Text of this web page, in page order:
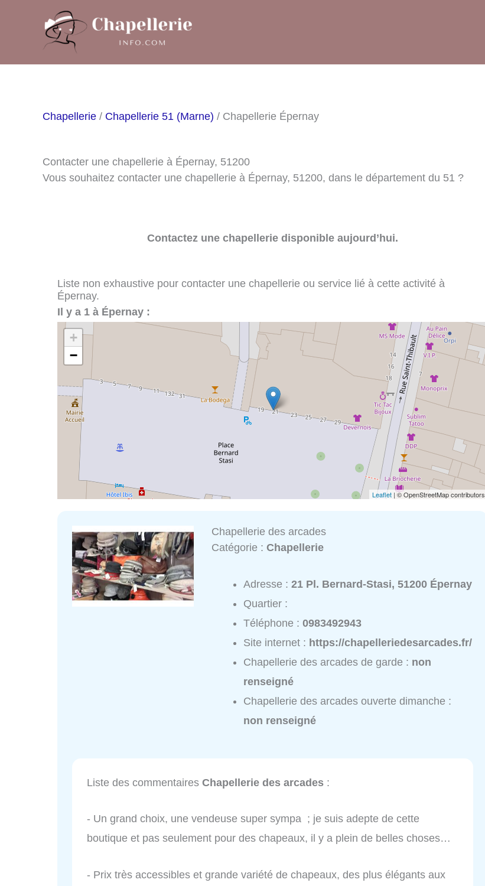
Chapellerie / Chapellerie 51 (Marne) / Chapellerie Épernay
Contacter une chapellerie à Épernay, 51200
Vous souhaitez contacter une chapellerie à Épernay, 51200, dans le département du 51 ?
Contactez une chapellerie disponible aujourd’hui.
Liste non exhaustive pour contacter une chapellerie ou service lié à cette activité à
Épernay.
Il y a 1 à Épernay :
+
−
Leaflet | © OpenStreetMap contributors
Chapellerie des arcades
Catégorie :Chapellerie
Adresse :21 Pl. Bernard-Stasi, 51200 Épernay
Quartier :
Téléphone :0983492943
Site internet : https://chapelleriedesarcades.fr/
Chapellerie des arcades de garde : non
renseigné
Chapellerie des arcades ouverte dimanche :
non renseigné
Liste des commentaires Chapellerie des arcades :
- Un grand choix, une vendeuse super sympa ; je suis adepte de cette
boutique et pas seulement pour des chapeaux, il y a plein de belles choses…
- Prix très accessibles et grande variété de chapeaux, des plus élégants aux